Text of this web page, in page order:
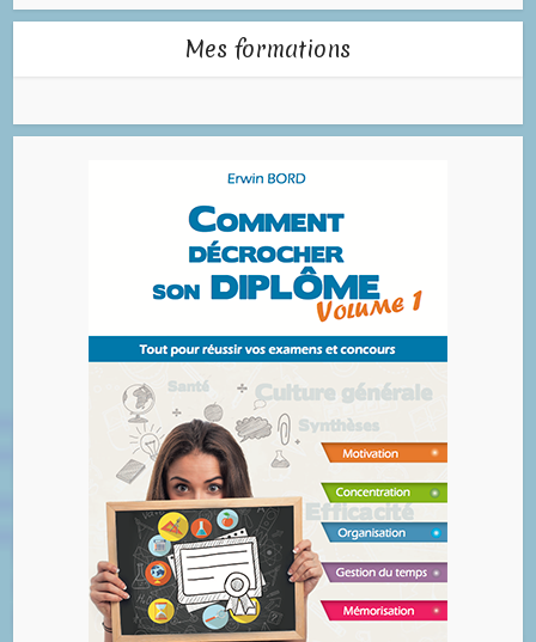
Mes formations